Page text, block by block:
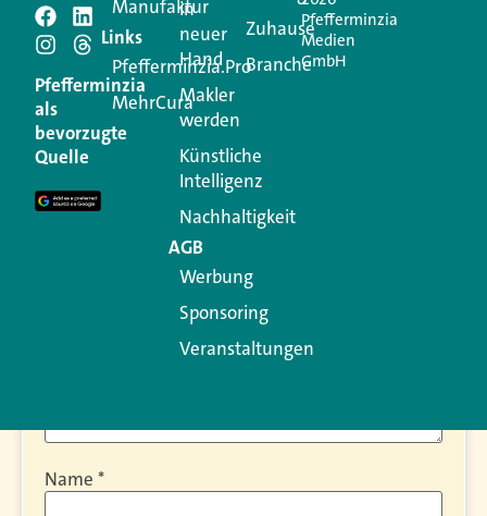
Schreiben Sie einen
Kommentar
Ihre E-Mail-Adresse wird nicht veröffentlicht.
Erforderliche Felder sind mit
Kommentar
Name *
Pfefferminzia
als
bevorzugte
Quelle
Manufaktur
Links
Pfefferminzia.Pro
MehrCura
in
neuer
Hand
Makler
werden
Künstliche
Intelligenz
Nachhaltigkeit
AGB
Werbung
Sponsoring
Veranstaltungen
Zuhause
Branche
Pfefferminzia
Medien
GmbH